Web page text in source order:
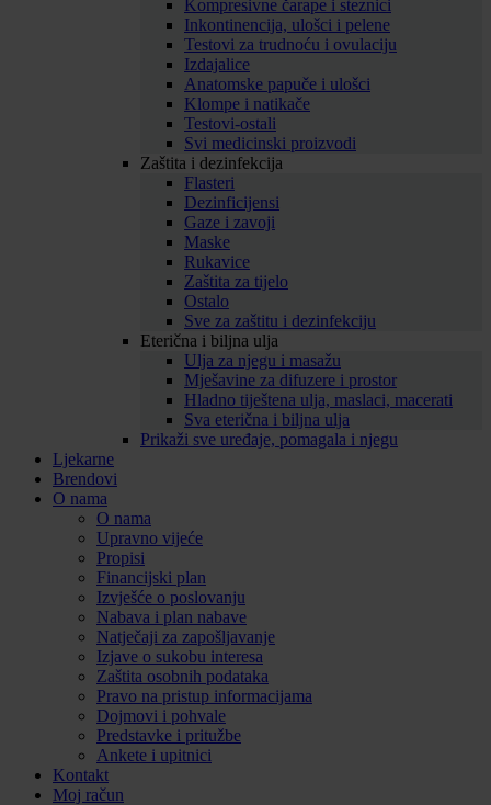
Kompresivne čarape i steznici
Inkontinencija, ulošci i pelene
Testovi za trudnoću i ovulaciju
Izdajalice
Anatomske papuče i ulošci
Klompe i natikače
Testovi-ostali
Svi medicinski proizvodi
Zaštita i dezinfekcija
Flasteri
Dezinficijensi
Gaze i zavoji
Maske
Rukavice
Zaštita za tijelo
Ostalo
Sve za zaštitu i dezinfekciju
Eterična i biljna ulja
Ulja za njegu i masažu
Mješavine za difuzere i prostor
Hladno tiještena ulja, maslaci, macerati
Sva eterična i biljna ulja
Prikaži sve uređaje, pomagala i njegu
Ljekarne
Brendovi
O nama
O nama
Upravno vijeće
Propisi
Financijski plan
Izvješće o poslovanju
Nabava i plan nabave
Natječaji za zapošljavanje
Izjave o sukobu interesa
Zaštita osobnih podataka
Pravo na pristup informacijama
Dojmovi i pohvale
Predstavke i pritužbe
Ankete i upitnici
Kontakt
Moj račun